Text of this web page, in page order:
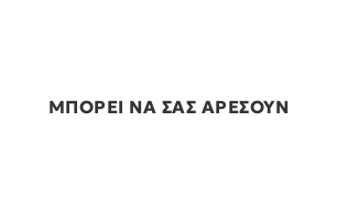
ΜΠΟΡΕΙ ΝΑ ΣΑΣ ΑΡΕΣΟΥΝ